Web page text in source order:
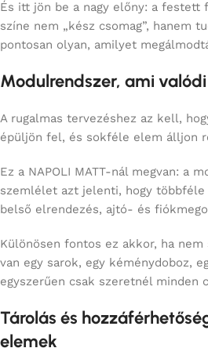
És itt jön be a nagy előny: a festett
színe nem „kész csomag”, hanem
pontosan olyan, amilyet
Modulrendszer, ami
A rugalmas tervezéshez az kell,
épüljön fel, és sokféle elem álljon
Ez a NAPOLI MATT-nál megvan: a
szemlélet azt jelenti, hogy többféle
belső elrendezés, ajtó- és
Különösen fontos ez akkor, ha nem
van egy sarok, egy kéménydoboz,
egyszerűen csak szeretnél minden
Tárolás és
elemek